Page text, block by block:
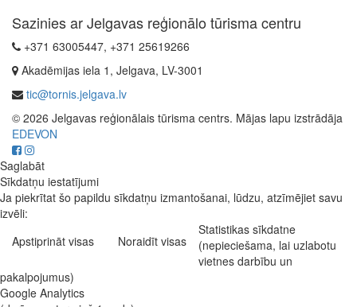
Sazinies ar Jelgavas reģionālo tūrisma centru
+371 63005447, +371 25619266
Akadēmijas iela 1, Jelgava, LV-3001
tic@tornis.jelgava.lv
© 2026 Jelgavas reģionālais tūrisma centrs. Mājas lapu izstrādāja
EDEVON
Saglabāt
Sīkdatņu iestatījumi
Ja piekrītat šo papildu sīkdatņu izmantošanai, lūdzu, atzīmējiet savu
izvēli:
Apstiprināt visas
Noraidīt visas
Statistikas sīkdatne
(nepieciešama, lai uzlabotu
vietnes darbību un
pakalpojumus)
Google Analytics